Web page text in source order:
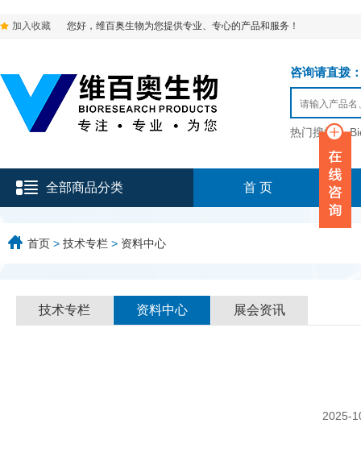
加入收藏 您好，维百奥生物为您提供专业、专心的产品和服务！
咨询请直拨
热门搜索：
全部商品分类 首 页
首页 > 技术专栏 > 资料中心
技术专栏 资料中心 展会资讯
2025-